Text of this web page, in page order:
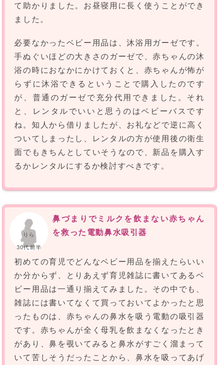
て助かりました。お昼寝用に長く使うことができ
ました。
必要なかったベビー用品は、沐浴用ガーゼです。
手ぬぐいほどの大きさのガーゼで、赤ちゃんの沐
浴の時におなかにかけておくと、赤ちゃんが怖が
らずに沐浴できるということで購入したのです
が、普通のガーゼで充分代用できました。それ
と、レンタルでいいと思うのはベビーバスです
ね。知人から借りましたが、お礼などで逆に高く
ついてしまったし、レンタルの方が使用後の衛生
面でもきちんとしていそうなので、新品を購入す
るかレンタルにするか検討すべきです。
りら
30代前半
鼻づまりでミルクを飲まない赤ちゃん
を救った電動鼻水吸引器
初めての育児でどんなベビー用品を揃えたらいい
か分からず、とりあえず育児雑誌に書いてあるベ
ビー用品は一通り揃えてみました。その中でも、
雑誌には書いてなくて買っておいてよかったと思
ったものは、赤ちゃんの鼻水を吸う電動の吸引器
です。赤ちゃんが全く母乳を飲まなくなったとき
があり、鼻を覗いてみると鼻水がすごく溜まって
いて苦しそうだったことから、鼻水を吸ってあげ